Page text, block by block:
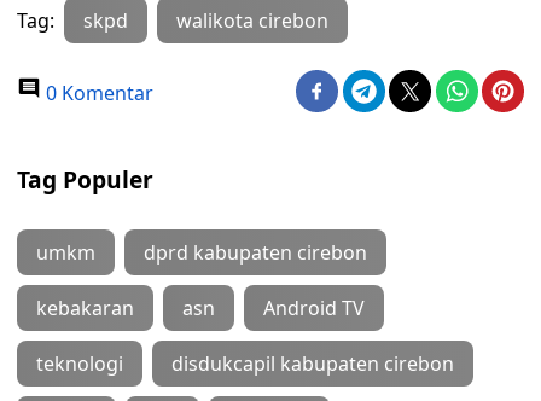
Tag: skpd walikota cirebon
0 Komentar
Tag Populer
umkm dprd kabupaten cirebon
kebakaran asn Android TV
teknologi disdukcapil kabupaten cirebon